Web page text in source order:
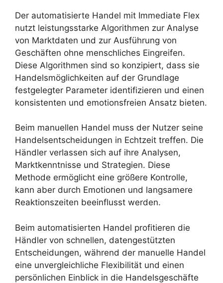
Der automatisierte Handel mit Immediate Flex
nutzt leistungsstarke Algorithmen zur Analyse
von Marktdaten und zur Ausführung von
Geschäften ohne menschliches Eingreifen.
Diese Algorithmen sind so konzipiert, dass sie
Handelsmöglichkeiten auf der Grundlage
festgelegter Parameter identifizieren und einen
konsistenten und emotionsfreien Ansatz bieten.
Beim manuellen Handel muss der Nutzer seine
Handelsentscheidungen in Echtzeit treffen. Die
Händler verlassen sich auf ihre Analysen,
Marktkenntnisse und Strategien. Diese
Methode ermöglicht eine größere Kontrolle,
kann aber durch Emotionen und langsamere
Reaktionszeiten beeinflusst werden.
Beim automatisierten Handel profitieren die
Händler von schnellen, datengestützten
Entscheidungen, während der manuelle Handel
eine unvergleichliche Flexibilität und einen
persönlichen Einblick in die Handelsgeschäfte